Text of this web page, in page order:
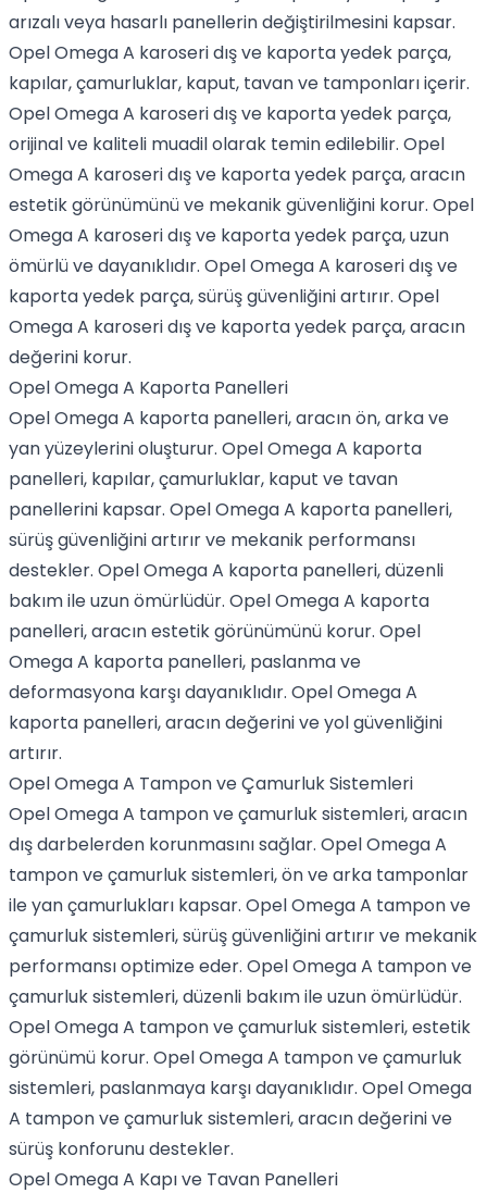
arızalı veya hasarlı panellerin değiştirilmesini kapsar.
Opel Omega A karoseri dış ve kaporta yedek parça,
kapılar, çamurluklar, kaput, tavan ve tamponları içerir.
Opel Omega A karoseri dış ve kaporta yedek parça,
orijinal ve kaliteli muadil olarak temin edilebilir. Opel
Omega A karoseri dış ve kaporta yedek parça, aracın
estetik görünümünü ve mekanik güvenliğini korur. Opel
Omega A karoseri dış ve kaporta yedek parça, uzun
ömürlü ve dayanıklıdır. Opel Omega A karoseri dış ve
kaporta yedek parça, sürüş güvenliğini artırır. Opel
Omega A karoseri dış ve kaporta yedek parça, aracın
değerini korur.
Opel Omega A Kaporta Panelleri
Opel Omega A kaporta panelleri, aracın ön, arka ve
yan yüzeylerini oluşturur. Opel Omega A kaporta
panelleri, kapılar, çamurluklar, kaput ve tavan
panellerini kapsar. Opel Omega A kaporta panelleri,
sürüş güvenliğini artırır ve mekanik performansı
destekler. Opel Omega A kaporta panelleri, düzenli
bakım ile uzun ömürlüdür. Opel Omega A kaporta
panelleri, aracın estetik görünümünü korur. Opel
Omega A kaporta panelleri, paslanma ve
deformasyona karşı dayanıklıdır. Opel Omega A
kaporta panelleri, aracın değerini ve yol güvenliğini
artırır.
Opel Omega A Tampon ve Çamurluk Sistemleri
Opel Omega A tampon ve çamurluk sistemleri, aracın
dış darbelerden korunmasını sağlar. Opel Omega A
tampon ve çamurluk sistemleri, ön ve arka tamponlar
ile yan çamurlukları kapsar. Opel Omega A tampon ve
çamurluk sistemleri, sürüş güvenliğini artırır ve mekanik
performansı optimize eder. Opel Omega A tampon ve
çamurluk sistemleri, düzenli bakım ile uzun ömürlüdür.
Opel Omega A tampon ve çamurluk sistemleri, estetik
görünümü korur. Opel Omega A tampon ve çamurluk
sistemleri, paslanmaya karşı dayanıklıdır. Opel Omega
A tampon ve çamurluk sistemleri, aracın değerini ve
sürüş konforunu destekler.
Opel Omega A Kapı ve Tavan Panelleri